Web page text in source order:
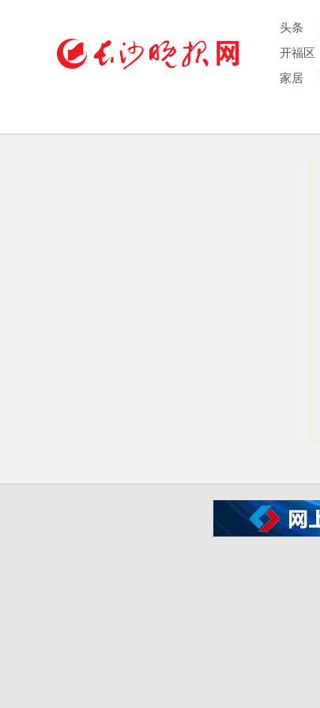
头条
开福区
家居